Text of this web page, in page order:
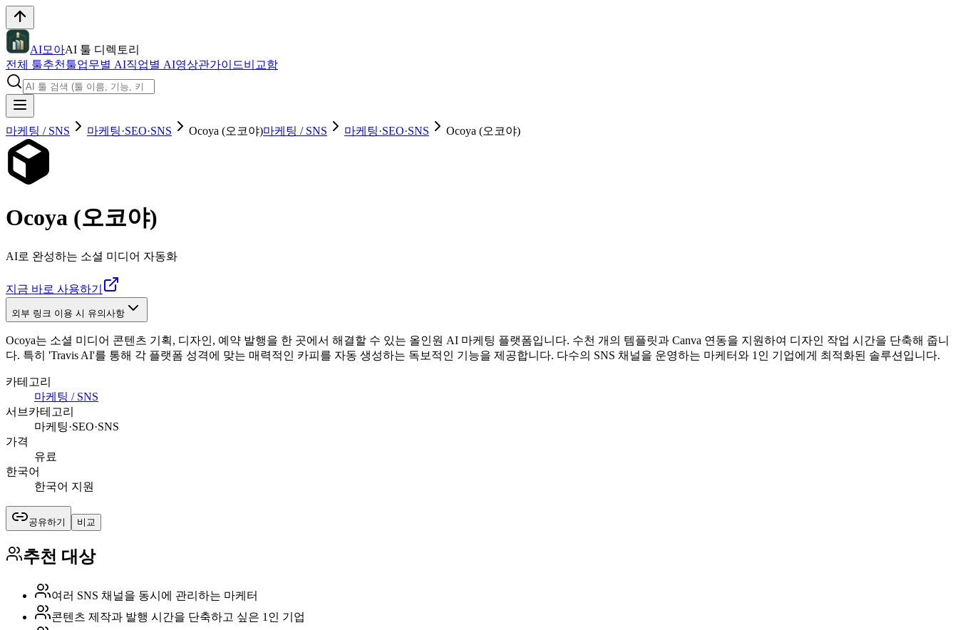
AI모아AI 툴 디렉토리
전체 툴추천툴업무별 AI직업별 AI영상관가이드비교함
마케팅 / SNS 마케팅·SEO·SNS Ocoya (오코야)마케팅 / SNS 마케팅·SEO·SNS Ocoya (오코야)
Ocoya (오코야)
AI로 완성하는 소셜 미디어 자동화
지금 바로 사용하기
외부 링크 이용 시 유의사항
Ocoya는 소셜 미디어 콘텐츠 기획, 디자인, 예약 발행을 한 곳에서 해결할 수 있는 올인원 AI 마케팅 플랫폼입니다. 수천 개의 템플릿과 Canva 연동을 지원하여 디자인 작업 시간을 단축해 줍니
다. 특히 'Travis AI'를 통해 각 플랫폼 성격에 맞는 매력적인 카피를 자동 생성하는 독보적인 기능을 제공합니다. 다수의 SNS 채널을 운영하는 마케터와 1인 기업에게 최적화된 솔루션입니다.
카테고리
마케팅 / SNS
서브카테고리
마케팅·SEO·SNS
가격
유료
한국어
한국어 지원
공유하기 비교
추천 대상
여러 SNS 채널을 동시에 관리하는 마케터
콘텐츠 제작과 발행 시간을 단축하고 싶은 1인 기업